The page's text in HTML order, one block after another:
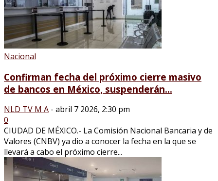
Nacional
Confirman fecha del próximo cierre masivo
de bancos en México, suspenderán...
NLD TV M A - abril 7 2026, 2:30 pm
0
CIUDAD DE MÉXICO.- La Comisión Nacional Bancaria y de
Valores (CNBV) ya dio a conocer la fecha en la que se
llevará a cabo el próximo cierre...